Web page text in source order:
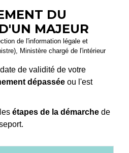
DU
MAJEUR
de l'information légale et
Ministère chargé de l'intérieur
de validité de votre
dépassée ou l'est
étapes de la démarche de